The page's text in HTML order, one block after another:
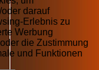
darauf
Erlebnis zu
Werbung
die Zustimmung
und Funktionen